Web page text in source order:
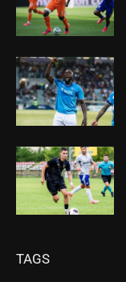
TAGS